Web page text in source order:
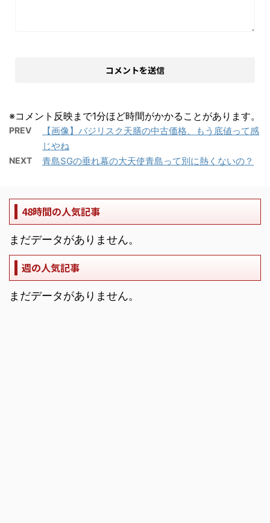
※コメント反映まで1分ほど時間がかかることがあります。
PREV
【画像】バジリスク天膳の中古価格、もう底値って感
じやね
NEXT 青島SGの垂れ幕の大天使青島って別に熱くないの？
48時間の人気記事
まだデータがありません。
週の人気記事
まだデータがありません。